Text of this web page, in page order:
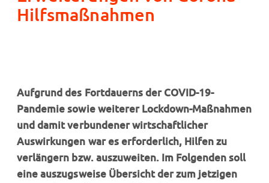
Hilfsmaßnahmen
Aufgrund des Fortdauerns der COVID-19-
Pandemie sowie weiterer Lockdown-Maßnahmen
und damit verbundener wirtschaftlicher
Auswirkungen war es erforderlich, Hilfen zu
verlängern bzw. auszuweiten. Im Folgenden soll
eine auszugsweise Übersicht der zum jetzigen